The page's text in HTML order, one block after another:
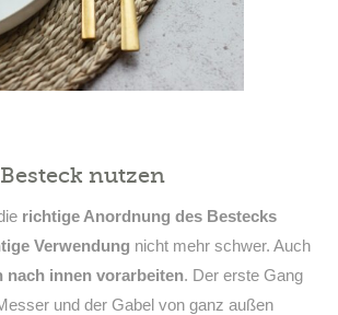
nutzen
richtige Anordnung des Bestecks
Verwendung nicht mehr schwer. Auch
nach innen vorarbeiten. Der erste Gang
und der Gabel von ganz außen